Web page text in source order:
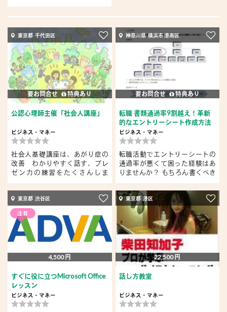
東京都 千代田区
要お問合せ 特典あり
公認心理師主催「社会人講座」
ビジネス・マネー
社会人基礎講座は、あがり症の
改善 わかりやすく話す、プレ
ゼン力の練習をたくさんしま
神奈川県 横浜市 港南区
要お問合せ 特典あり
転職 書類通過率9割越え！革新
的なエントリーシート作成方法
ビジネス・マネー
転職活動でエントリーシートの
通過率が悪くて困った経験はあ
りませんか？ もちろん書くべき
注目
東京都 渋谷区
4,500 円
すぐに役に立つMicrosoft Office
レッスン
ビジネス・マネー
東京都 港区
22,500 円
話し方教室
ビジネス・マネー